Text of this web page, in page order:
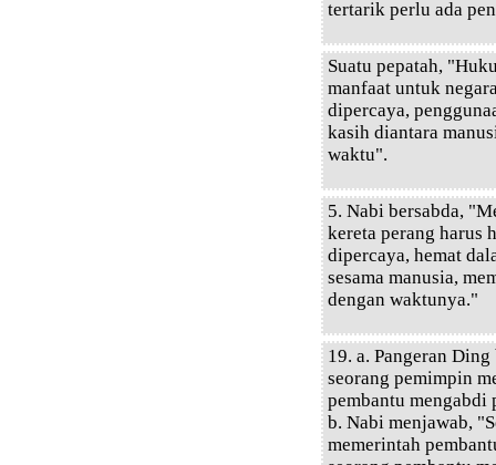
tertarik perlu ada
Suatu pepatah,
manfaat untuk
dipercaya,
kasih diantara
waktu".
5. Nabi bersabda,
kereta perang harus
dipercaya, hemat
sesama manusia,
dengan waktunya."
19. a. Pangeran
seorang pemimpin
pembantu mengabdi
b. Nabi menjawab,
memerintah